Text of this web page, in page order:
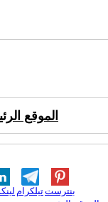
الموقع
تيلكرامبنترست